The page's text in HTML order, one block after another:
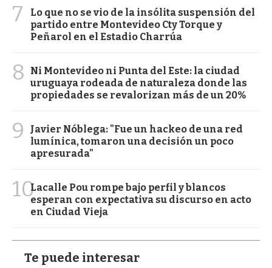
7
Lo que no se vio de la insólita suspensión del
partido entre Montevideo Cty Torque y
Peñarol en el Estadio Charrúa
8
Ni Montevideo ni Punta del Este: la ciudad
uruguaya rodeada de naturaleza donde las
propiedades se revalorizan más de un 20%
9
Javier Nóblega: "Fue un hackeo de una red
lumínica, tomaron una decisión un poco
apresurada"
10Lacalle Pou rompe bajo perfil y blancos
esperan con expectativa su discurso en acto
en Ciudad Vieja
Te puede interesar